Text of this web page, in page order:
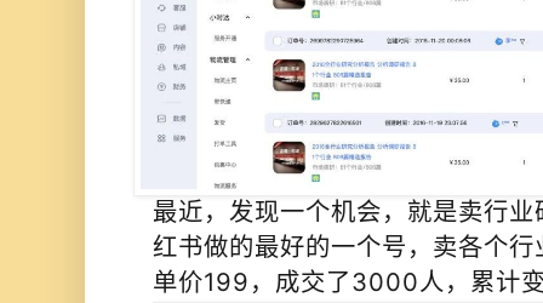
最近，发现一个机会，就是卖行
红书做的最好的一个号，卖各个
单价199，成交了3000人，累计